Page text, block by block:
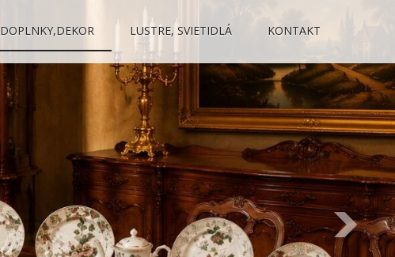
DOPLNKY,DEKOR LUSTRE, SVIETIDLÁ KONTAKT